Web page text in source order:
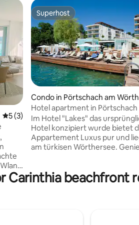
5 out of 5 average rating, 3 reviews
5 (3)
40
Superhost
Superhost
Condo in Pörtschach am
see
Hotel apartment in Pörtschach
Im Hotel "Lakes" das
Hotel konzipiert wurde bietet
Appartement Luxus pur und
am türkisen Wörthersee. Genießen Sie
wichtige Hinweise Zusatzbett
Aufpreis, Grundpreis für 2
Carinthia beachfront